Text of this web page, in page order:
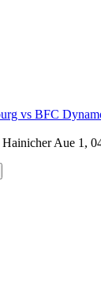
vs BFC
Aue 1,